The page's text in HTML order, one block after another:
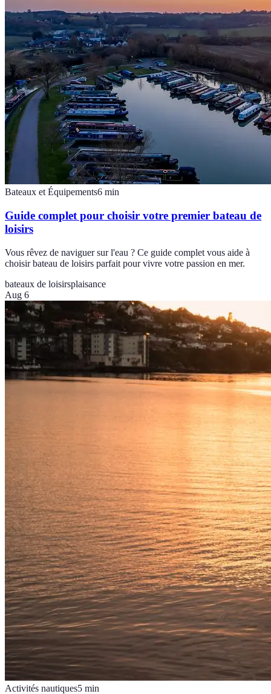
Bateaux et Équipements6 min
Guide complet pour choisir votre premier bateau de
loisirs
Vous rêvez de naviguer sur l'eau ? Ce guide complet vous aide à
choisir bateau de loisirs parfait pour vivre votre passion en mer.
bateaux de loisirsplaisance
Aug 6
Activités nautiques5 min